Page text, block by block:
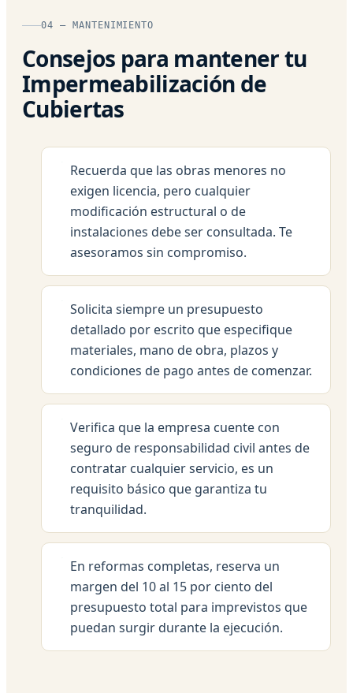
04 — MANTENIMIENTO
Consejos para mantener tu
Impermeabilización de
Cubiertas
Recuerda que las obras menores no
exigen licencia, pero cualquier
modificación estructural o de
instalaciones debe ser consultada. Te
asesoramos sin compromiso.
Solicita siempre un presupuesto
detallado por escrito que especifique
materiales, mano de obra, plazos y
condiciones de pago antes de comenzar.
Verifica que la empresa cuente con
seguro de responsabilidad civil antes de
contratar cualquier servicio, es un
requisito básico que garantiza tu
tranquilidad.
En reformas completas, reserva un
margen del 10 al 15 por ciento del
presupuesto total para imprevistos que
puedan surgir durante la ejecución.